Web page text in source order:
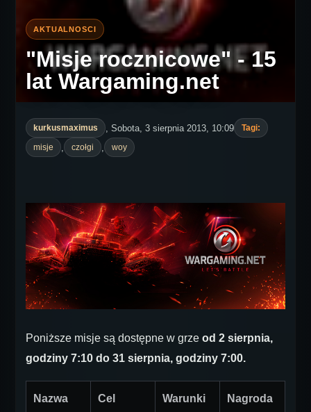
"Misje rocznicowe" - 15
lat Wargaming.net
kurkusmaximus , Sobota, 3 sierpnia 2013, 10:09
Tagi:
misje
czołgi woy
Poniższe misje są dostępne w grze od 2 sierpnia,
godziny 7:10 do 31 sierpnia, godziny 7:00.
Nazwa Cel Warunki Nagroda